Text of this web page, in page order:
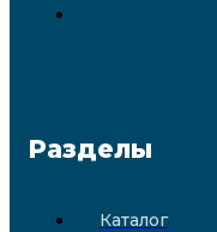
Разделы
Каталог